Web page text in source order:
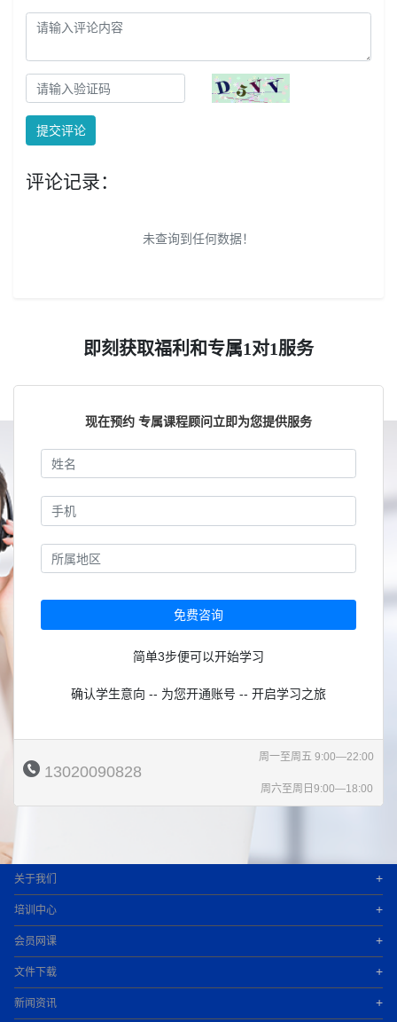
提交评论
评论记录：
未查询到任何数据！
即刻获取福利和专属1对1服务
现在预约 专属课程顾问立即为您提供服务
免费咨询
简单3步便可以开始学习
确认学生意向 -- 为您开通账号 -- 开启学习之旅
13020090828
周一至周五 9:00—22:00
周六至周日9:00—18:00
关于我们 +
培训中心 +
会员网课 +
文件下载 +
新闻资讯 +